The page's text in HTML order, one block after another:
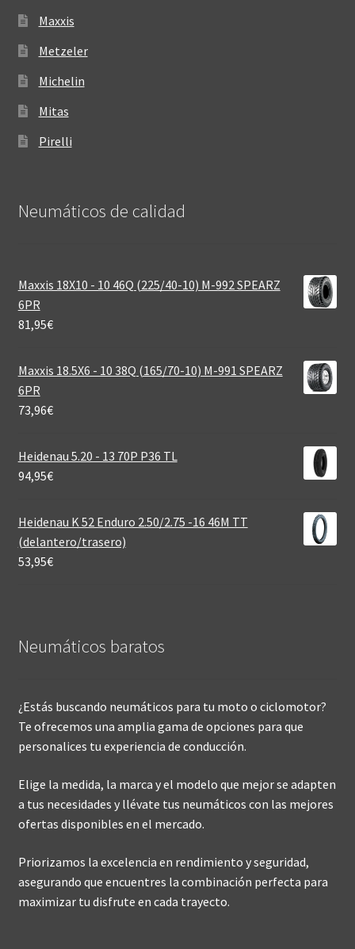
Maxxis
Metzeler
Michelin
Mitas
Pirelli
Neumáticos de calidad‎
Maxxis 18X10 - 10 46Q (225/40-10) M-992 SPEARZ
6PR
81,95€
Maxxis 18.5X6 - 10 38Q (165/70-10) M-991 SPEARZ
6PR
73,96€
Heidenau 5.20 - 13 70P P36 TL
94,95€
Heidenau K 52 Enduro 2.50/2.75 -16 46M TT
(delantero/trasero)
53,95€
Neumáticos baratos
¿Estás buscando neumáticos para tu moto o ciclomotor?
Te ofrecemos una amplia gama de opciones para que
personalices tu experiencia de conducción.
Elige la medida, la marca y el modelo que mejor se adapten
a tus necesidades y llévate tus neumáticos con las mejores
ofertas disponibles en el mercado.
Priorizamos la excelencia en rendimiento y seguridad,
asegurando que encuentres la combinación perfecta para
maximizar tu disfrute en cada trayecto.